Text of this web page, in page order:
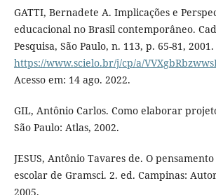
GATTI, Bernadete A. Implicações e
educacional no Brasil contemporâneo.
Pesquisa, São Paulo, n. 113, p. 65-81,
https://www.scielo.br/j/cp/a/
Acesso em: 14 ago. 2022.
GIL, Antônio Carlos. Como elaborar
São Paulo: Atlas, 2002.
JESUS, Antônio Tavares de. O
escolar de Gramsci. 2. ed. Campinas:
2005.